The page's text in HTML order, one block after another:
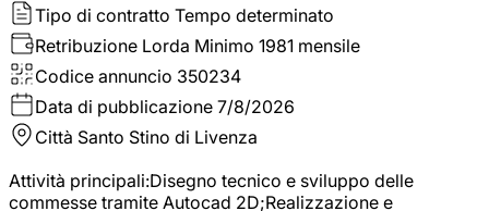
Tipo di contratto Tempo determinato
Retribuzione Lorda Minimo 1981 mensile
Codice annuncio 350234
Data di pubblicazione 7/8/2026
Città Santo Stino di Livenza
Attività principali:Disegno tecnico e sviluppo delle
commesse tramite Autocad 2D;Realizzazione e